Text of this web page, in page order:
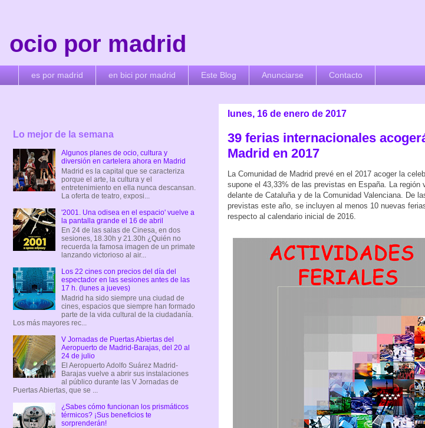
ocio por madrid
es por madrid en bici por madrid Este Blog Anunciarse Contacto
lunes, 16 de enero de 2017
39 ferias internacionales
Madrid en 2017
La Comunidad de Madrid prevé en el 2017 acoger la
supone el 43,33% de las previstas en España. La
delante de Cataluña y de la Comunidad Valenciana. De
previstas este año, se incluyen al menos 10 nuevas
respecto al calendario inicial de 2016.
Lo mejor de la semana
Algunos planes de ocio, cultura y
diversión en cartelera ahora en Madrid
Madrid es la capital que se caracteriza
porque el arte, la cultura y el
entretenimiento en ella nunca descansan.
La oferta de teatro, exposi...
'2001. Una odisea en el espacio' vuelve a
la pantalla grande el 16 de abril
En 24 de las salas de Cinesa, en dos
sesiones, 18.30h y 21.30h ¿Quién no
recuerda la famosa imagen de un primate
lanzando victorioso al air...
Los 22 cines con precios del día del
espectador en las sesiones antes de las
17 h. (lunes a jueves)
Madrid ha sido siempre una ciudad de
cines, espacios que siempre han formado
parte de la vida cultural de la ciudadanía.
Los más mayores rec...
V Jornadas de Puertas Abiertas del
Aeropuerto de Madrid-Barajas, del 20 al
24 de julio
El Aeropuerto Adolfo Suárez Madrid-
Barajas vuelve a abrir sus instalaciones
al público durante las V Jornadas de
Puertas Abiertas, que se ...
¿Sabes cómo funcionan los prismáticos
térmicos? ¡Sus beneficios te
sorprenderán!